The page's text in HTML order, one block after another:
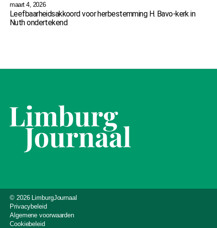
maart 4, 2026
Leefbaarheidsakkoord voor herbestemming H. Bavo-kerk in
Nuth ondertekend
© 2026 LimburgJournaal
Privacybeleid
Algemene voorwaarden
Cookiebeleid